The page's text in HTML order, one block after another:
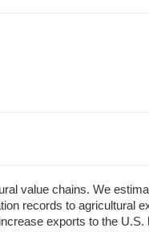
value chains. We
records to agricultural
exports to the